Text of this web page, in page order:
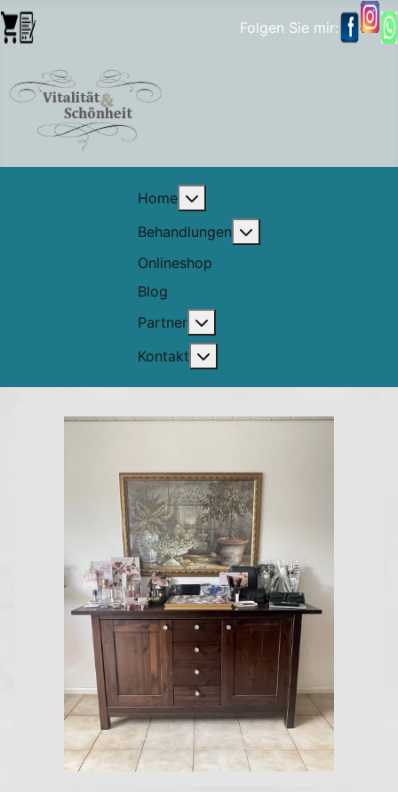
Folgen Sie mir:
Home
Behandlungen
Onlineshop
Blog
Partner
Kontakt